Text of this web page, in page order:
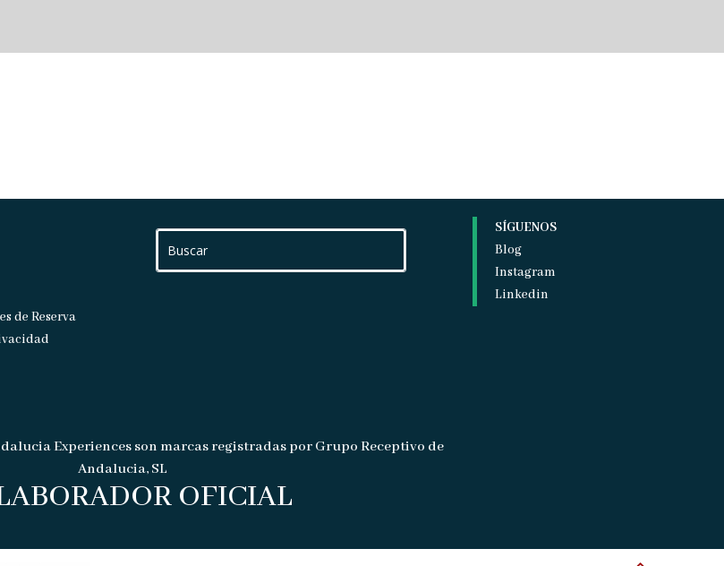
de Reserva
SÍGUENOS
Blog
Instagram
Linkedin
Experiences son marcas registradas por Grupo Receptivo de
Andalucia, SL
OFICIAL